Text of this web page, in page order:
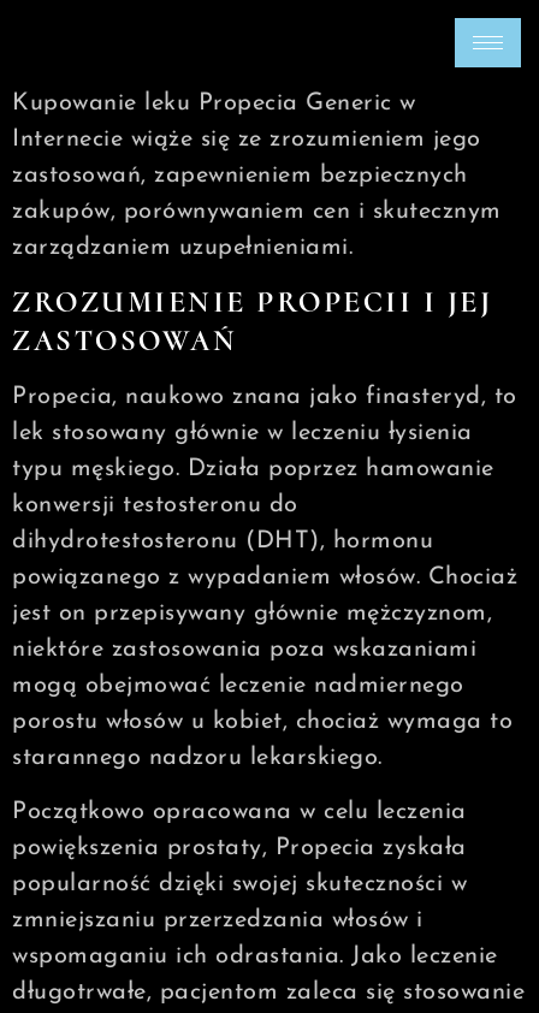
Kupowanie leku Propecia Generic w
Internecie wiąże się ze zrozumieniem jego
zastosowań, zapewnieniem bezpiecznych
zakupów, porównywaniem cen i skutecznym
zarządzaniem uzupełnieniami.
ZROZUMIENIE PROPECII I JEJ
ZASTOSOWAŃ
Propecia, naukowo znana jako finasteryd, to
lek stosowany głównie w leczeniu łysienia
typu męskiego. Działa poprzez hamowanie
konwersji testosteronu do
dihydrotestosteronu (DHT), hormonu
powiązanego z wypadaniem włosów. Chociaż
jest on przepisywany głównie mężczyznom,
niektóre zastosowania poza wskazaniami
mogą obejmować leczenie nadmiernego
porostu włosów u kobiet, chociaż wymaga to
starannego nadzoru lekarskiego.
Początkowo opracowana w celu leczenia
powiększenia prostaty, Propecia zyskała
popularność dzięki swojej skuteczności w
zmniejszaniu przerzedzania włosów i
wspomaganiu ich odrastania. Jako leczenie
długotrwałe, pacjentom zaleca się stosowanie